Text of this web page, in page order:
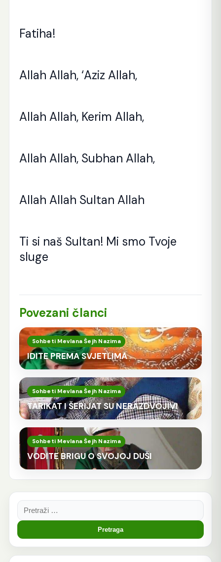
Fatiha!
Allah Allah, ‘Aziz Allah,
Allah Allah, Kerim Allah,
Allah Allah, Subhan Allah,
Allah Allah Sultan Allah
Ti si naš Sultan! Mi smo Tvoje
sluge
Povezani članci
Sohbeti Mevlana Šejh Nazima
IDITE PREMA SVJETLIMA
Sohbeti Mevlana Šejh Nazima
TARIKAT I ŠERIJAT SU NERAZDVOJIVI
Sohbeti Mevlana Šejh Nazima
VODITE BRIGU O SVOJOJ DUŠI
Pretraga: